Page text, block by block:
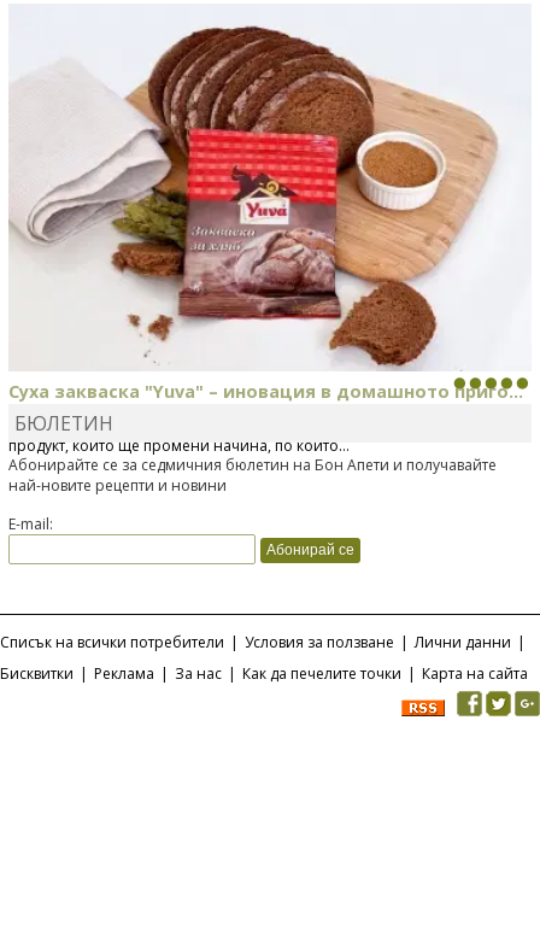
Суха закваска "Yuva" – иновация в домашното приго...
Отскоро Лесафр България стартира предлагането на изцяло нов
продукт, който ще промени начина, по който...
БЮЛЕТИН
Абонирайте се за седмичния бюлетин на Бон Апети и получавайте
най-новите рецепти и новини
E-mail:
Списък на всички потребители | Условия за ползване | Лични данни |
Бисквитки | Реклама | За нас | Как да печелите точки | Карта на сайта